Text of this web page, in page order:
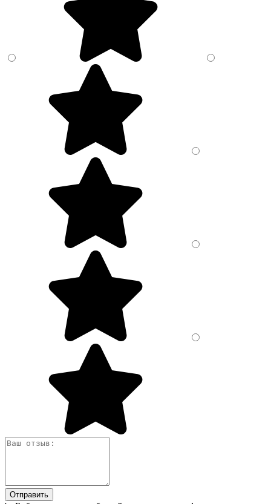
Отправить